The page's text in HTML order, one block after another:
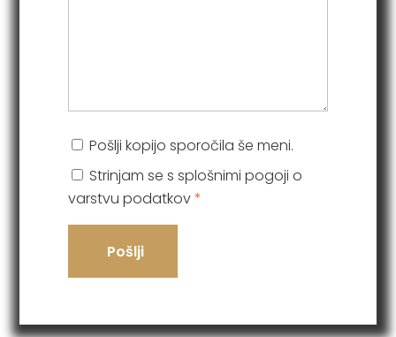
Pošlji kopijo sporočila še meni.
Strinjam se s splošnimi pogoji o
varstvu podatkov*
Pošlji